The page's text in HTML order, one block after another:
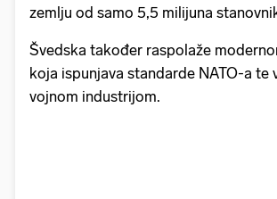
zemlju od samo 5,5 milijuna
Švedska također raspolaže
koja ispunjava standarde NATO-a te
vojnom industrijom.